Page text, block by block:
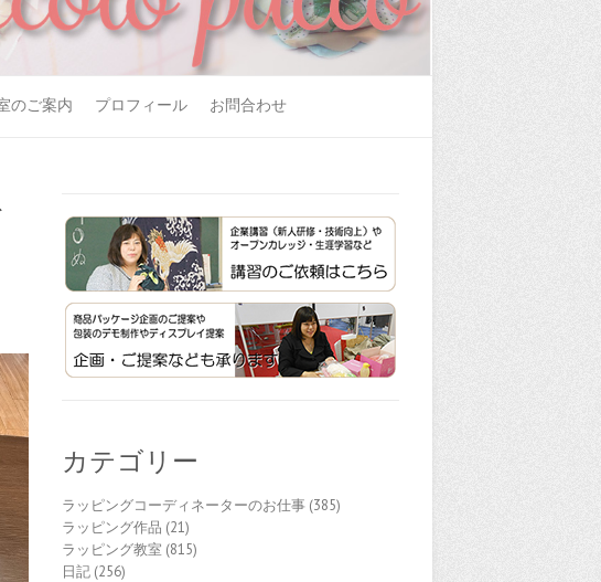
のご案内 プロフィール お問合わせ
カテゴリー
ラッピングコーディネーターのお仕事(385)
ラッピング作品 (21)
ラッピング教室 (815)
日記(256)